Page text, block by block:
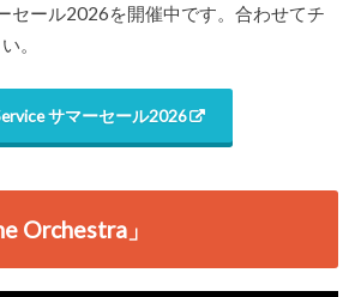
セール2026を開催中です。合わせてチ
。
サマーセール2026
Orchestra」